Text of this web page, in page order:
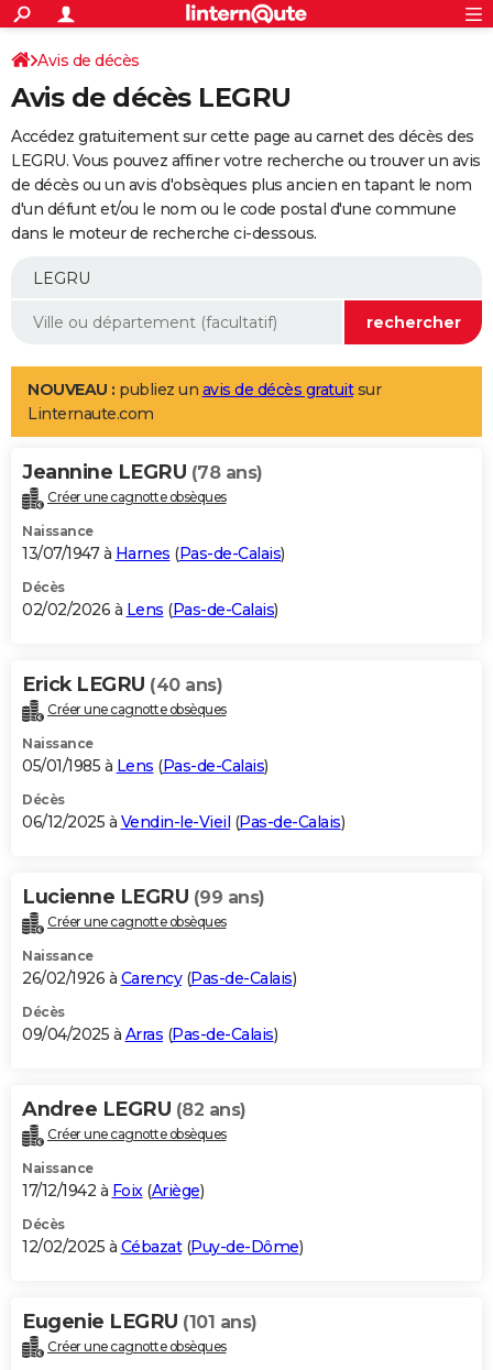
ACTUALITÉS
Politique
Société
Faits Divers
Education
Monde
Villes
+
SPORT
Coupe du monde 2026
Football
Tennis
Cyclisme
Rugby
Forum
Programme TV
TNTStreaming
Cinéma
Sorties cinéma
Musique
+FINANCE
Retraite
Impôts
Epargne
Immobilier
Risques naturels par ville
Banque
Assurance
Crédit
AUTO
Essais
Réserver un essai
Citadines
Berlines
SUV
Forum auto
+
Mobiles
Meilleur smartphone
Internet
Ordinateurs
Jeux vidéo
Guide high-tech
Aménagement intérieur
LIFESTYLE
Art de vivre
Bien-être
Loisirs
Mode
Modes de vie
Alimentation
Guide de la santé
Maladies
Médicaments
Sommeil
VOYAGE
Destinations
City break
Voyage nature
Voyage de noces
Forum
Climat
+PHOTO
GUIDES D'ACHAT
BONS PLANS
Carte de Noël
Carte Bonne année
Carte Saint-Valentin
Carte Pâques
Carte d'anniversaire
DICTIONNAIRE
Dictionnaire
Biographies
Citations
Expressions
Proverbes
PROGRAMME TV
S'inscrire
Se connecter
Lycées
Collèges
Primaires
Universités
Entreprises
Service militaire
Avis de recherche
AVIS DE DÉCÈS
Bricolage
Lifestyle
Culture
Sport
Auto
Television
Voyage
Cinema
Avis de décès
Avis de décès LEGRU
Accédez gratuitement sur cette page au carnet des décès des
LEGRU. Vous pouvez affiner votre recherche ou trouver un avis
de décès ou un avis d'obsèques plus ancien en tapant le nom
d'un défunt et/ou le nom ou le code postal d'une commune
dans le moteur de recherche ci-dessous.
NOUVEAU : publiez un avis de décès gratuitsur
Linternaute.com
Jeannine LEGRU (78 ans)
Créer une cagnotte obsèques
Naissance
13/07/1947 à Harnes (Pas-de-Calais)
Décès
02/02/2026 à Lens (Pas-de-Calais)
Erick LEGRU (40 ans)
Créer une cagnotte obsèques
Naissance
05/01/1985 à Lens (Pas-de-Calais)
Décès
06/12/2025 à Vendin-le-Vieil (Pas-de-Calais)
Lucienne LEGRU (99 ans)
Créer une cagnotte obsèques
Naissance
26/02/1926 à Carency(Pas-de-Calais)
Décès
09/04/2025 à Arras (Pas-de-Calais)
Andree LEGRU (82 ans)
Créer une cagnotte obsèques
Naissance
17/12/1942 à Foix (Ariège)
Décès
12/02/2025 à Cébazat(Puy-de-Dôme)
Eugenie LEGRU (101 ans)
Créer une cagnotte obsèques